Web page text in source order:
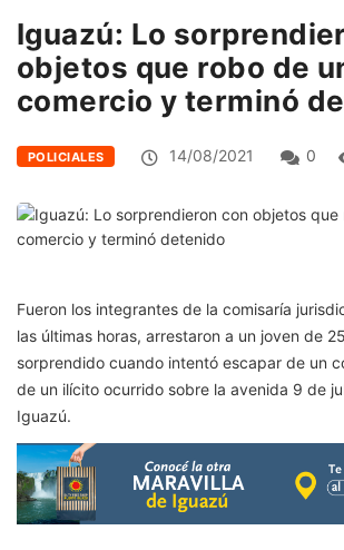
Iguazú: Lo
objetos que robo de
comercio y terminó
POLICIALES 14/08/2021 0
Fueron los integrantes de la comisaría
las últimas horas, arrestaron a un joven de
sorprendido cuando intentó escapar de un
de un ilícito ocurrido sobre la avenida 9 de
Iguazú.